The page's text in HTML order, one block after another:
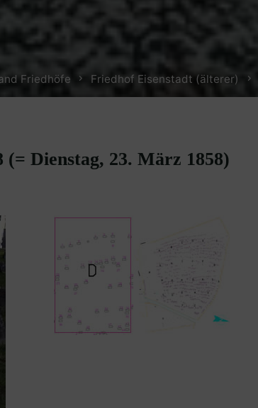
Friedhöfe Friedhof Eisenstadt (älterer)
(= Dienstag, 23. März 1858)